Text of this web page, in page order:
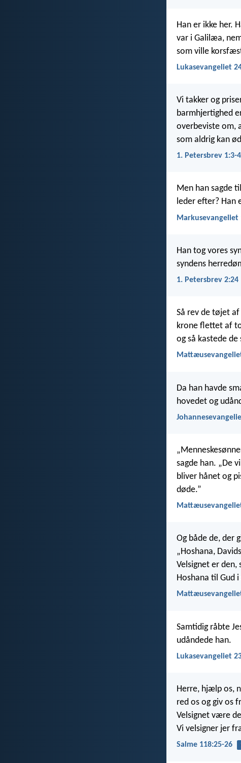
Han er ikke her.
var i Galilæa,
som ville
Lukasevangeliet
Vi takker og
barmhjertighed
overbeviste om,
som aldrig kan
1. Petersbrev 1:3-4
Men han sagde
leder efter? Han
Markusevangeliet
Han tog vores
syndens
1. Petersbrev 2:24
Så rev de tøjet
krone flettet af
og så kastede
Da han havde
hovedet og
sagde han. „De
bliver hånet og
døde.”
Og både de, der
„Hoshana,
Velsignet er den,
Hoshana til Gud
Samtidig råbte
udåndede han.
Lukasevangeliet
Herre, hjælp os,
red os og giv os
Velsignet være
Vi velsigner jer
Salme 118:25-26